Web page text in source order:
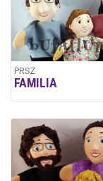
PRSZ
FAMILIA